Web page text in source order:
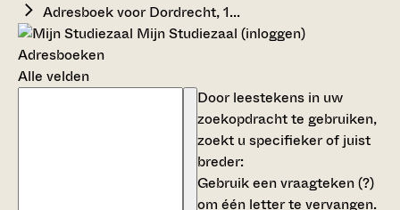
Adresboek voor Dordrecht, 1...
Mijn Studiezaal (inloggen)
Adresboeken
Alle velden
Door leestekens in uw
zoekopdracht te gebruiken,
zoekt u specifieker of juist
breder:
Gebruik eenvraagteken (?)
om één letter te vervangen.